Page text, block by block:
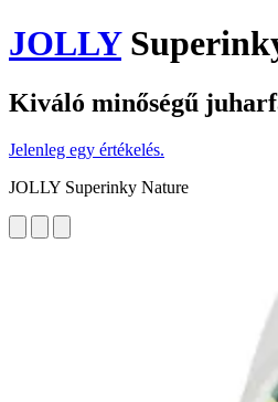
JOLLY
Kiváló minőségű
Jelenleg egy értékelés.
JOLLY Superinky Nature